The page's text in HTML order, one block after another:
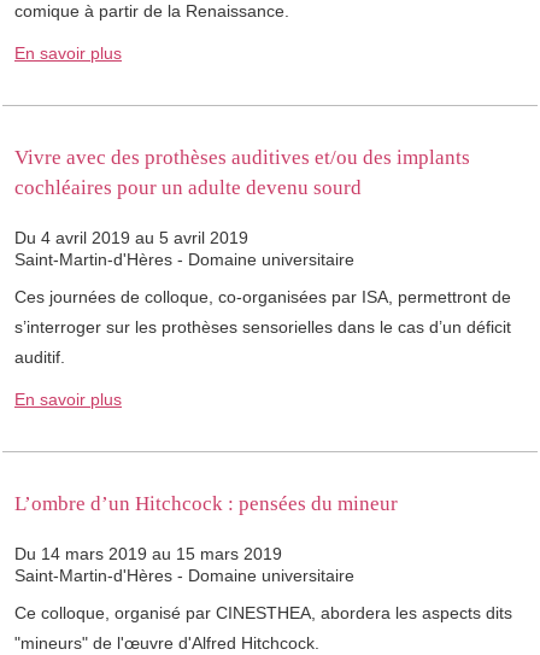
comique à partir de la Renaissance.
En savoir plus
Vivre avec des prothèses auditives et/ou des implants
cochléaires pour un adulte devenu sourd
Du 4 avril 2019 au 5 avril 2019
Saint-Martin-d'Hères - Domaine universitaire
Ces journées de colloque, co-organisées par ISA, permettront de
s’interroger sur les prothèses sensorielles dans le cas d’un déficit
auditif.
En savoir plus
L’ombre d’un Hitchcock : pensées du mineur
Du 14 mars 2019 au 15 mars 2019
Saint-Martin-d'Hères - Domaine universitaire
Ce colloque, organisé par CINESTHEA, abordera les aspects dits
"mineurs" de l'œuvre d'Alfred Hitchcock.